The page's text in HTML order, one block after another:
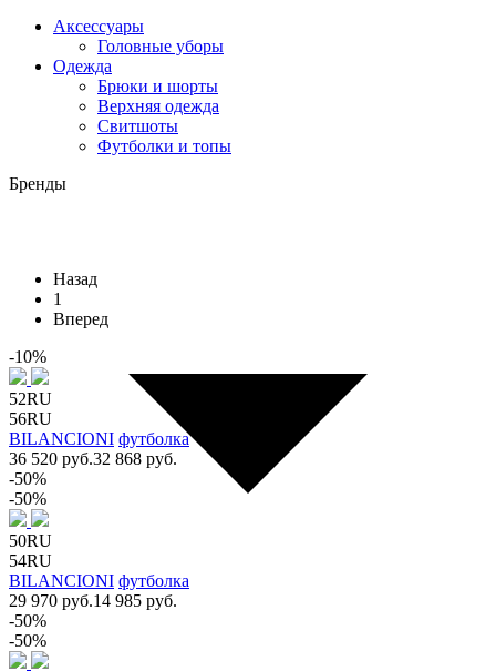
Аксессуары
Головные уборы
Одежда
Брюки и шорты
Верхняя одежда
Свитшоты
Футболки и топы
Бренды
Назад
1
Вперед
-10%
52RU
56RU
BILANCIONI футболка
36 520 руб.32 868 руб.
-50%
-50%
50RU
54RU
BILANCIONI футболка
29 970 руб.14 985 руб.
-50%
-50%